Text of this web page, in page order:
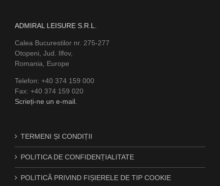
ADMIRAL LEISURE S.R.L.
Calea Bucurestilor nr. 275-277
Otopeni, Jud. Ilfov,
Romania, Europe
Telefon: +40 374 159 000
Fax: +40 374 159 020
Scrieți-ne un e-mail.
TERMENI ȘI CONDIȚII
POLITICA DE CONFIDENȚIALITATE
POLITICĂ PRIVIND FIȘIERELE DE TIP COOKIE